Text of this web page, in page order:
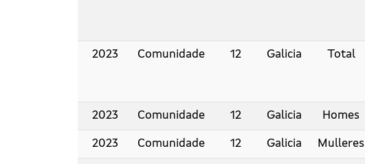
2023 Comunidade 12 Galicia Total
2023 Comunidade 12 Galicia Homes
2023 Comunidade 12 Galicia Mulleres